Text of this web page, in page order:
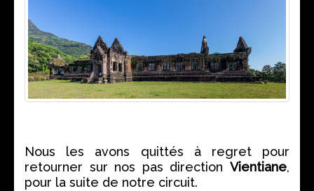
Nous les avons quittés à regret pour
retourner sur nos pas direction Vientiane,
pour la suite de notre circuit.